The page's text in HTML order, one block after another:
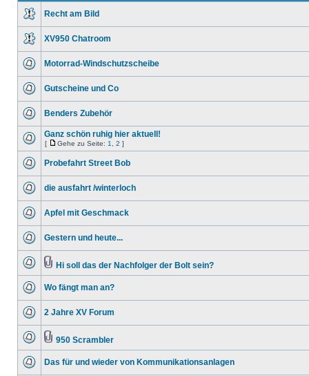
Recht am Bild
XV950 Chatroom
Motorrad-Windschutzscheibe
Gutscheine und Co
Benders Zubehör
Ganz schön ruhig hier aktuell!
[ Gehe zu Seite: 1 2 ]
Probefahrt Street Bob
die ausfahrt /winterloch
Apfel mit Geschmack
Gestern und heute...
Hi soll das der Nachfolger der Bolt sein?
Wo fängt man an?
2 Jahre XV Forum
950 Scrambler
Das für und wieder von Kommunikationsanlagen